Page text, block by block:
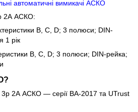
автоматичні вимикачі АСКО
2А АСКО:
B, C, D; 3 полюси; DIN-
1 рік
B, C, D; 3 полюси; DIN-рейка;
3р 2А АСКО — серії ВА-2017 та UTrust